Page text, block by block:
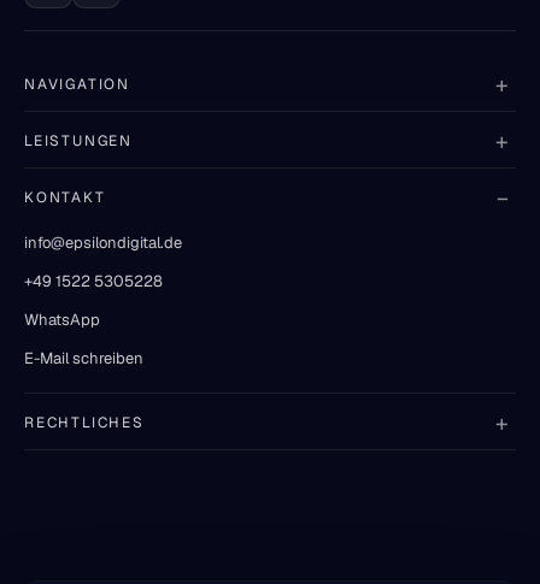
NAVIGATION
LEISTUNGEN
KONTAKT
info@epsilondigital.de
+49 1522 5305228
WhatsApp
E-Mail schreiben
RECHTLICHES